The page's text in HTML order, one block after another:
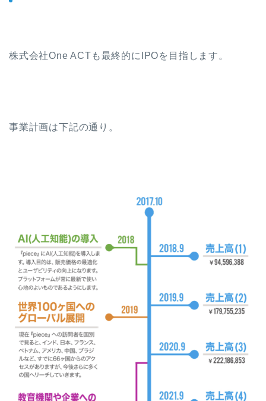
株式会社One ACTも最終的にIPOを目指します。
事業計画は下記の通り。